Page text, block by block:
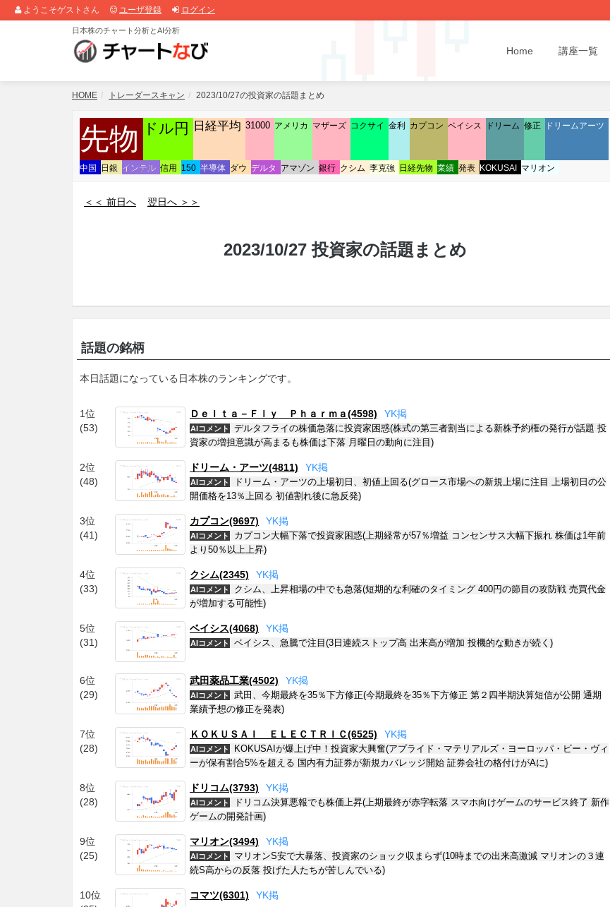
ようこそゲストさん ユーザ登録 ログイン
日本株のチャート分析とAI分析
Home 講座一覧
HOME トレーダースキャン 2023/10/27の投資家の話題まとめ
先物 ドル円 日経平均 31000 アメリカ マザーズ コクサイ 金利 カプコン ベイシス ドリーム 修正 ドリームアーツ
中国 日銀 インテル 信用 150 半導体 ダウ デルタ アマゾン 銀行 クシム 李克強 日経先物 業績 発表 KOKUSAI マリオン
＜＜ 前日へ 翌日へ ＞＞
2023/10/27 投資家の話題まとめ
話題の銘柄
本日話題になっている日本株のランキングです。
1位
(53)
Ｄｅｌｔａ－Ｆｌｙ Ｐｈａｒｍａ(4598) YK掲
AIコメント
デルタフライの株価急落に投資家困惑(株式の第三者割当による新株予約権の発行が話題 投
資家の増担意識が高まるも株価は下落 月曜日の動向に注目)
2位
(48)
ドリーム・アーツ(4811) YK掲
AIコメント
ドリーム・アーツの上場初日、初値上回る(グロース市場への新規上場に注目 上場初日の公
開価格を13％上回る 初値割れ後に急反発)
3位
(41)
カプコン(9697) YK掲
AIコメント
カプコン大幅下落で投資家困惑(上期経常が57％増益 コンセンサス大幅下振れ 株価は1年前
より50％以上上昇)
4位
(33)
クシム(2345) YK掲
AIコメント
クシム、上昇相場の中でも急落(短期的な利確のタイミング 400円の節目の攻防戦 売買代金
が増加する可能性)
5位
(31)
ベイシス(4068) YK掲
AIコメント ベイシス、急騰で注目(3日連続ストップ高 出来高が増加 投機的な動きが続く)
6位
(29)
武田薬品工業(4502) YK掲
AIコメント
武田、今期最終を35％下方修正(今期最終を35％下方修正 第２四半期決算短信が公開 通期
業績予想の修正を発表)
7位
(28)
ＫＯＫＵＳＡＩ ＥＬＥＣＴＲＩＣ(6525) YK掲
AIコメント
KOKUSAIが爆上げ中！投資家大興奮(アプライド・マテリアルズ・ヨーロッパ・ビー・ヴィ
ーが保有割合5%を超える 国内有力証券が新規カバレッジ開始 証券会社の格付けがAに)
8位
(28)
ドリコム(3793) YK掲
AIコメント
ドリコム決算悪報でも株価上昇(上期最終が赤字転落 スマホ向けゲームのサービス終了 新作
ゲームの開発計画)
9位
(25)
マリオン(3494) YK掲
AIコメント
マリオンS安で大暴落、投資家のショック収まらず(10時までの出来高激減 マリオンの３連
続S高からの反落 投げた人たちが苦しんでいる)
10位
コマツ(6301) YK掲